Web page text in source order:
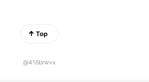
Top
@416brwvx